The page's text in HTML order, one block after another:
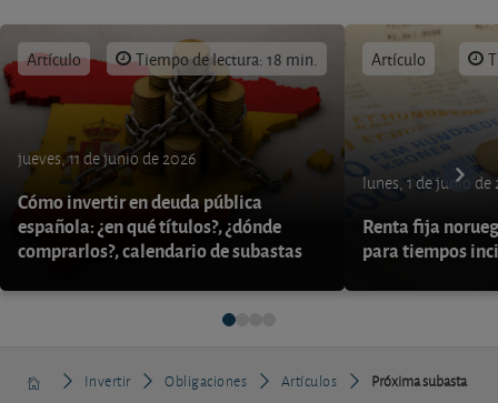
Artículo Tiempo de lectura: 18 min.
jueves, 11 de junio de 2026
Cómo invertir en deuda pública
española: ¿en qué títulos?, ¿dónde
comprarlos?, calendario de subastas
Artículo
lunes, 1 de junio de
Renta fija
para tiempos
Invertir Obligaciones Artículos
Próxima subasta